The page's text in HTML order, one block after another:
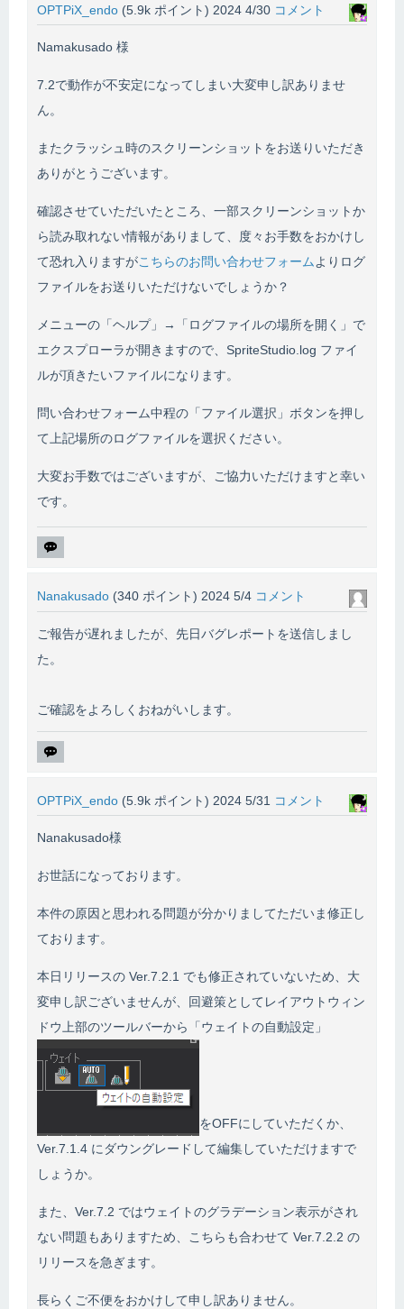
OPTPiX_endo (5.9k ポイント) 2024 4/30 コメント
Namakusado 様
7.2で動作が不安定になってしまい大変申し訳ありませ
ん。
またクラッシュ時のスクリーンショットをお送りいただき
ありがとうございます。
確認させていただいたところ、一部スクリーンショットか
ら読み取れない情報がありまして、度々お手数をおかけし
て恐れ入りますがこちらのお問い合わせフォームよりログ
ファイルをお送りいただけないでしょうか？
メニューの「ヘルプ」→「ログファイルの場所を開く」で
エクスプローラが開きますので、SpriteStudio.log ファイ
ルが頂きたいファイルになります。
問い合わせフォーム中程の「ファイル選択」ボタンを押し
て上記場所のログファイルを選択ください。
大変お手数ではございますが、ご協力いただけますと幸い
です。
Nanakusado (340 ポイント) 2024 5/4 コメント
ご報告が遅れましたが、先日バグレポートを送信しまし
た。
ご確認をよろしくおねがいします。
OPTPiX_endo (5.9k ポイント) 2024 5/31 コメント
Nanakusado様
お世話になっております。
本件の原因と思われる問題が分かりましてただいま修正し
ております。
本日リリースの Ver.7.2.1 でも修正されていないため、大
変申し訳ございませんが、回避策としてレイアウトウィン
ドウ上部のツールバーから「ウェイトの自動設定」
をOFFにしていただくか、
Ver.7.1.4 にダウングレードして編集していただけますで
しょうか。
また、Ver.7.2 ではウェイトのグラデーション表示がされ
ない問題もありますため、こちらも合わせて Ver.7.2.2 の
リリースを急ぎます。
長らくご不便をおかけして申し訳ありません。